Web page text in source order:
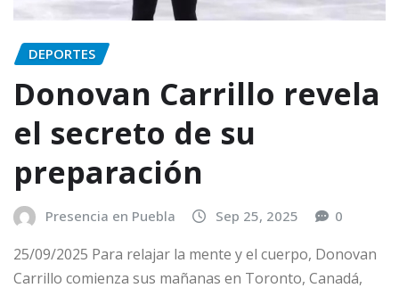
DEPORTES
Donovan Carrillo revela
el secreto de su
preparación
Presencia en Puebla Sep 25, 2025 0
25/09/2025 Para relajar la mente y el cuerpo, Donovan
Carrillo comienza sus mañanas en Toronto, Canadá,